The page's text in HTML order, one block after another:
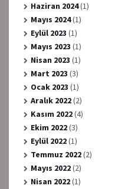
Haziran 2024(1)
Mayıs 2024(1)
Eylül 2023 (1)
Mayıs 2023 (1)
Nisan 2023 (1)
Mart 2023 (3)
Ocak 2023 (1)
Aralık 2022(2)
Kasım 2022(4)
Ekim 2022(3)
Eylül 2022(1)
Temmuz 2022(2)
Mayıs 2022(2)
Nisan 2022(1)